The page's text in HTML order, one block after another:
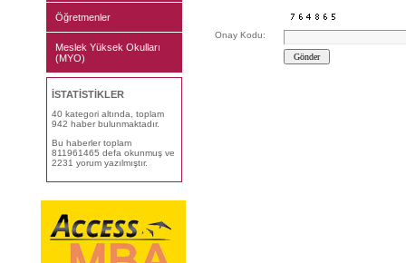
Öğretmenler
Meslek Yüksek Okulları
(MYO)
İSTATİSTİKLER
40 kategori altında, toplam
942 haber bulunmaktadır.
Bu haberler toplam
811961465 defa okunmuş ve
2231 yorum yazılmıştır.
Onay Kodu: